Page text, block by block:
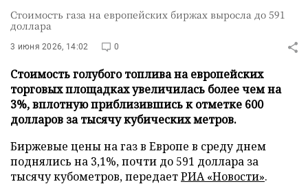
Стоимость газа на европейских биржах выросла до 591
доллара
3 июня 2026, 14:02 0
Стоимость голубого топлива на европейских
торговых площадках увеличилась более чем на
3%, вплотную приблизившись к отметке 600
долларов за тысячу кубических метров.
Биржевые цены на газ в Европе в среду днем
поднялись на 3,1%, почти до 591 доллара за
тысячу кубометров, передаетРИА «Новости».